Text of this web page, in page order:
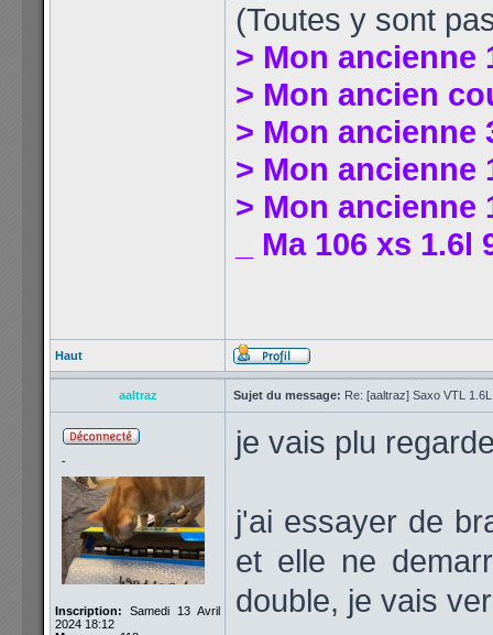
(Toutes y sont
> Mon ancienne
> Mon ancien
> Mon ancienne
> Mon ancienne
> Mon ancienne
_ Ma 106 xs 1.6l
Haut
aaltraz Sujet du message: Re: [aaltraz] Saxo VTL
-
Inscription: Samedi 13 Avril
2024 18:12
je vais plu
j'ai essayer de
et elle ne
double, je vais